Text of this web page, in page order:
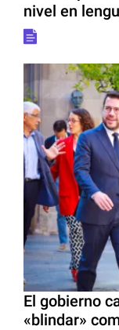
nivel en
El gobierno
«blindar»